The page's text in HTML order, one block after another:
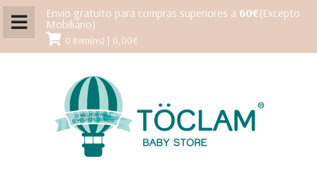
Envio gratuito para compras superiores a 60€(Excepto
Mobiliário)
0 Item(ns) | 0,00€